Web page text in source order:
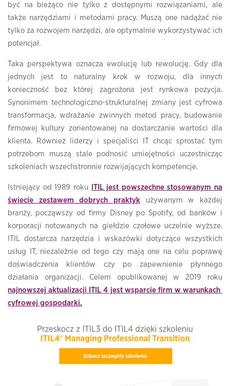
być na bieżąco nie tylko z dostępnymi rozwiązaniami, ale
także narzędziami i metodami pracy. Muszą one nadążać nie
tylko za rozwojem narzędzi, ale optymalnie wykorzystywać ich
potencjał.
Taka perspektywa oznacza ewolucję lub rewolucję. Gdy dla
jednych jest to naturalny krok w rozwoju, dla innych
konieczność bez której zagrożona jest rynkowa pozycja.
Synonimem technologiczno-strukturalnej zmiany jest cyfrowa
transformacja, wdrażanie zwinnych metod pracy, budowanie
firmowej kultury zorientowanej na dostarczanie wartości dla
klienta. Również liderzy i specjaliści IT chcąc sprostać tym
potrzebom muszą stale podnosić umiejętności uczestnicząc
szkoleniach wszechstronnie rozwijających kompetencje.
Istniejący od 1989 roku
ITIL jest powszechne stosowanym na
świecie zestawem dobrych praktyk używanym w każdej
branży, począwszy od firmy Disney po Spotify, od banków i
korporacji notowanych na giełdzie czołowe uczelnie wyższe.
ITIL dostarcza narzędzia i wskazówki dotyczące wszystkich
usług IT, niezależnie od tego czy mają one na celu poprawę
doświadczenia klientów czy po zapewnienie płynnego
działania organizacji. Celem opublikowanej w 2019 roku
najnowszej aktualizacji ITIL 4 jest wsparcie firm w warunkach
cyfrowej gospodarki.